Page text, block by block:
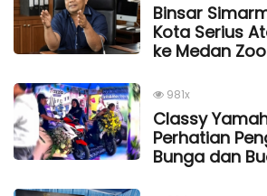
Binsar
Kota Serius
ke Medan Zoo
981x
Classy
Perhatian
Bunga dan